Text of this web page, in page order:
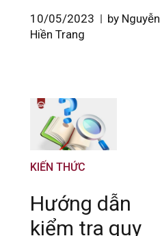
10/05/2023
by Nguyễn
Hiền Trang
KIẾN THỨC
Hướng dẫn
kiểm tra quy